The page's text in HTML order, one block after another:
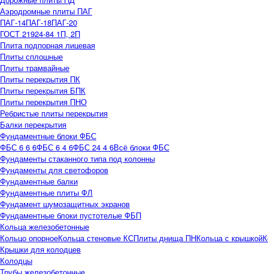
Аэродромные плиты ПАГ
ПАГ-14ПАГ-18ПАГ-20
ГОСТ 21924-84 1П, 2П
Плита подпорная лицевая
Плиты сплошные
Плиты трамвайные
Плиты перекрытия ПК
Плиты перекрытия БПК
Плиты перекрытия ПНО
Ребристые плиты перекрытия
Балки перекрытия
Фундаментные блоки ФБС
ФБС 6 6 6ФБС 6 4 6ФБС 24 4 6Всё блоки ФБС
Фундаменты стаканного типа под колонны
Фундаменты для светофоров
Фундаментные балки
Фундаментные плиты ФЛ
Фундамент шумозащитных экранов
Фундаментные блоки пустотелые ФБП
Кольца железобетонные
Кольцо опорноеКольца стеновые КСПлиты днища ПНКольца с крышкой
Крышки для колодцев
Колодцы